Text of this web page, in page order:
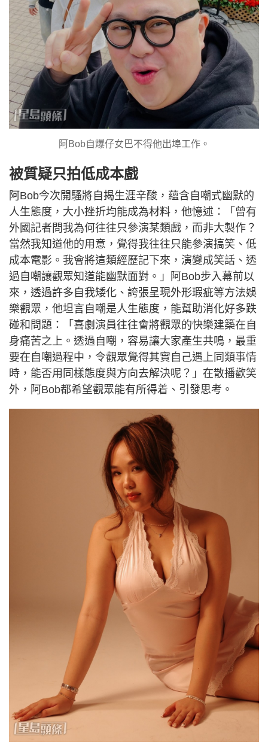
阿Bob自爆仔女巴不得他出埠工作。
被質疑只拍低成本戲
阿Bob今次開騷將自揭生涯辛酸，蘊含自嘲式幽默的
人生態度，大小挫折均能成為材料，他憶述：「曾有
外國記者問我為何往往只參演某類戲，而非大製作？
當然我知道他的用意，覺得我往往只能參演搞笑、低
成本電影。我會將這類經歷記下來，演變成笑話、透
過自嘲讓觀眾知道能幽默面對。」阿Bob步入幕前以
來，透過許多自我矮化、誇張呈現外形瑕疵等方法娛
樂觀眾，他坦言自嘲是人生態度，能幫助消化好多跌
碰和問題：「喜劇演員往往會將觀眾的快樂建築在自
身痛苦之上。透過自嘲，容易讓大家產生共鳴，最重
要在自嘲過程中，令觀眾覺得其實自己遇上同類事情
時，能否用同樣態度與方向去解決呢？」在散播歡笑
外，阿Bob都希望觀眾能有所得着、引發思考。